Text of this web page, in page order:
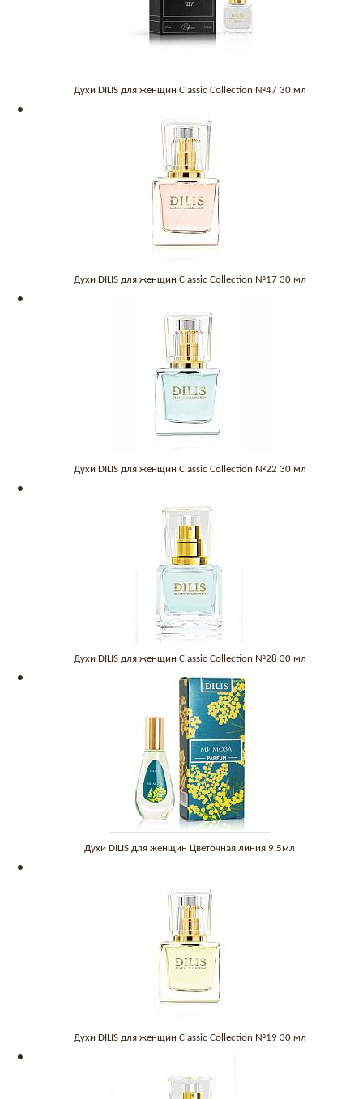
Духи DILIS для женщин Classic Collection №47 30 мл
Духи DILIS для женщин Classic Collection №17 30 мл
Духи DILIS для женщин Classic Collection №22 30 мл
Духи DILIS для женщин Classic Collection №28 30 мл
Духи DILIS для женщин Цветочная линия 9,5мл
Духи DILIS для женщин Classic Collection №19 30 мл